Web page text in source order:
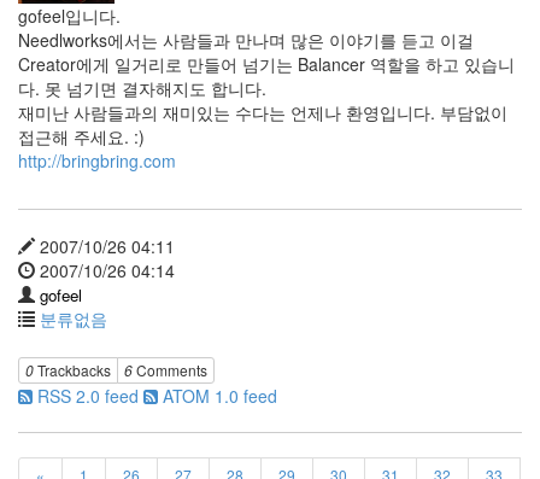
gofeel입니다.
Needlworks에서는 사람들과 만나며 많은 이야기를 듣고 이걸
Creator에게 일거리로 만들어 넘기는 Balancer 역할을 하고 있습니
다. 못 넘기면 결자해지도 합니다.
재미난 사람들과의 재미있는 수다는 언제나 환영입니다. 부담없이
접근해 주세요. :)
http://bringbring.com
2007/10/26 04:11
2007/10/26 04:14
gofeel
분류없음
0Trackbacks 6Comments
RSS 2.0 feed ATOM 1.0 feed
« 1 26 27 28 29 30 31 32 33
삽
질
업
그
레
이
드
크
리
더
텍
스
큐
스
커
textcube